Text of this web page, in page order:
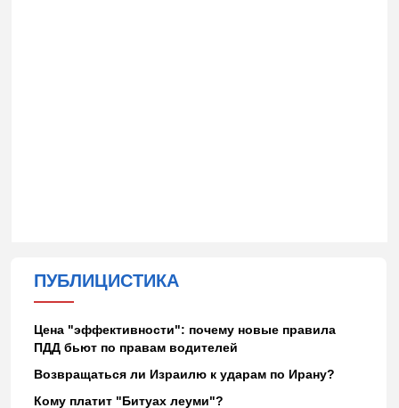
ПУБЛИЦИСТИКА
Цена "эффективности": почему новые правила
ПДД бьют по правам водителей
Возвращаться ли Израилю к ударам по Ирану?
Кому платит "Битуах леуми"?